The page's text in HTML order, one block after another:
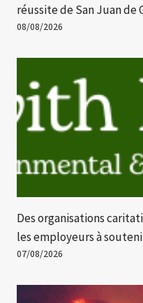
réussite de San Juan de
08/08/2026
Des organisations
les employeurs à
07/08/2026